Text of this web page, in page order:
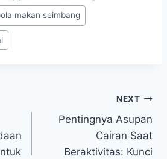
makan seimbang
NEXT
Pentingnya Asupan
Cairan Saat
Beraktivitas: Kunci